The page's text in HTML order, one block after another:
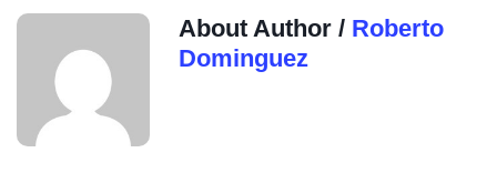
About Author / Roberto
Dominguez